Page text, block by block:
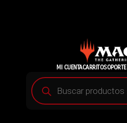
MI CUENTACARRITOSOPORTE